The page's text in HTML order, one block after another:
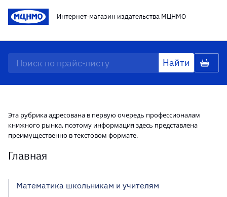
Интернет-магазин издательства МЦНМО
Эта рубрика адресована в первую очередь профессионалам
книжного рынка, поэтому информация здесь представлена
преимущественно в текстовом формате.
Главная
Математика школьникам и учителям